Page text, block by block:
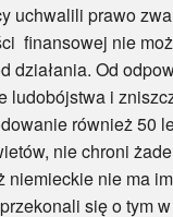
prawo
finansowej nie
działania. Od
ludobójstwa i
również 50
nie chroni
niemieckie nie ma
się o tym